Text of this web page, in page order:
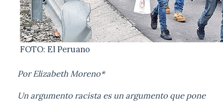
FOTO: El Peruano
Por Elizabeth Moreno*
Un argumento racista es un argumento que pone